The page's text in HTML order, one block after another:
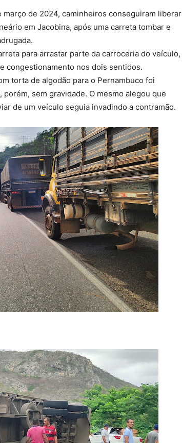
de 2024, caminheiros conseguiram liberar
em Jacobina, após uma carreta tombar e
para arrastar parte da carroceria do veículo,
congestionamento nos dois sentidos.
torta de algodão para o Pernambuco foi
sem gravidade. O mesmo alegou que
de um veículo seguia invadindo a contramão.